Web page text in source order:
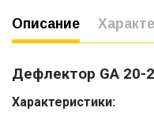
Описание
Дефлектор GA 20-
Характеристики: